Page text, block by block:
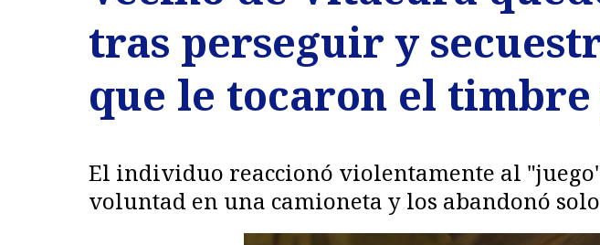
tras perseguir y
que le tocaron el timbre
El individuo reaccionó violentamente al
voluntad en una camioneta y los abandonó